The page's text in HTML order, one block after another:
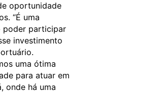
oportunidade
“É uma
poder participar
investimento
uma ótima
para atuar em
onde há uma